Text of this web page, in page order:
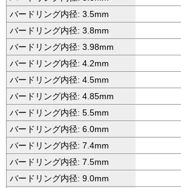
バードリング内径: 3.5mm
バードリング内径: 3.8mm
バードリング内径: 3.98mm
バードリング内径: 4.2mm
バードリング内径: 4.5mm
バードリング内径: 4.85mm
バードリング内径: 5.5mm
バードリング内径: 6.0mm
バードリング内径: 7.4mm
バードリング内径: 7.5mm
バードリング内径: 9.0mm